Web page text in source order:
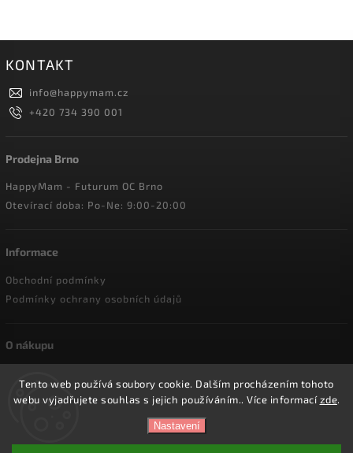
Tento web používá soubory cookie. Dalším procházením tohoto
webu vyjadřujete souhlas s jejich používáním.. Více informacízde.
Nastavení
KONTAKT
info@happymam.cz
+420 734 390 001
Prodejna Brno
HappyMam - Futurum OC Brno
Otevírací doba: Po-Ne: 9:00-20:00
Informace
Obchodní podmínky
Podmínky ochrany osobních údajů
O nákupu
Reklamace a vrácení zboží